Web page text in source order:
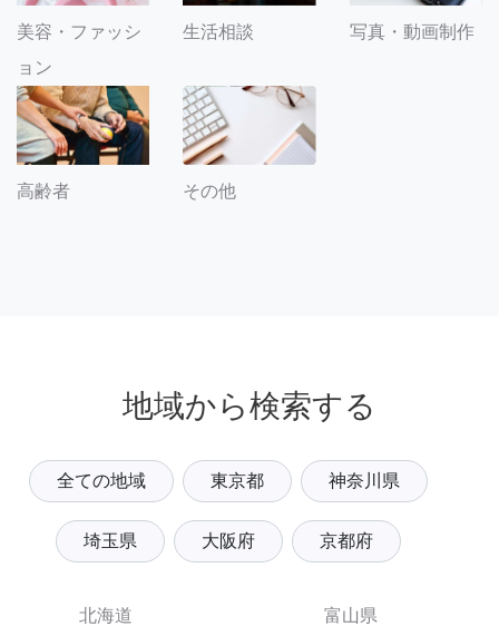
美容・ファッシ
ョン
生活相談 写真・動画制作
高齢者 その他
地域から検索する
全ての地域 東京都 神奈川県
埼玉県 大阪府 京都府
北海道
富山県